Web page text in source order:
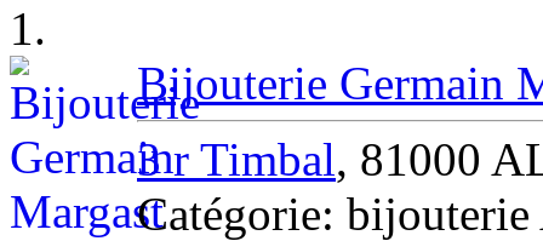
1.
Bijouterie Germain
3 r Timbal, 81000
Catégorie: